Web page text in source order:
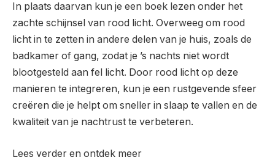
In plaats daarvan kun je een boek lezen onder het
zachte schijnsel van rood licht. Overweeg om rood
licht in te zetten in andere delen van je huis, zoals de
badkamer of gang, zodat je ’s nachts niet wordt
blootgesteld aan fel licht. Door rood licht op deze
manieren te integreren, kun je een rustgevende sfeer
creëren die je helpt om sneller in slaap te vallen en de
kwaliteit van je nachtrust te verbeteren.
Lees verder en ontdek meer